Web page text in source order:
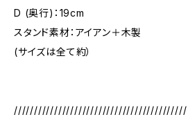
D (奥行)：19cm
スタンド素材：アイアン＋木製
(サイズは全て約）
///////////////////////////////////////////